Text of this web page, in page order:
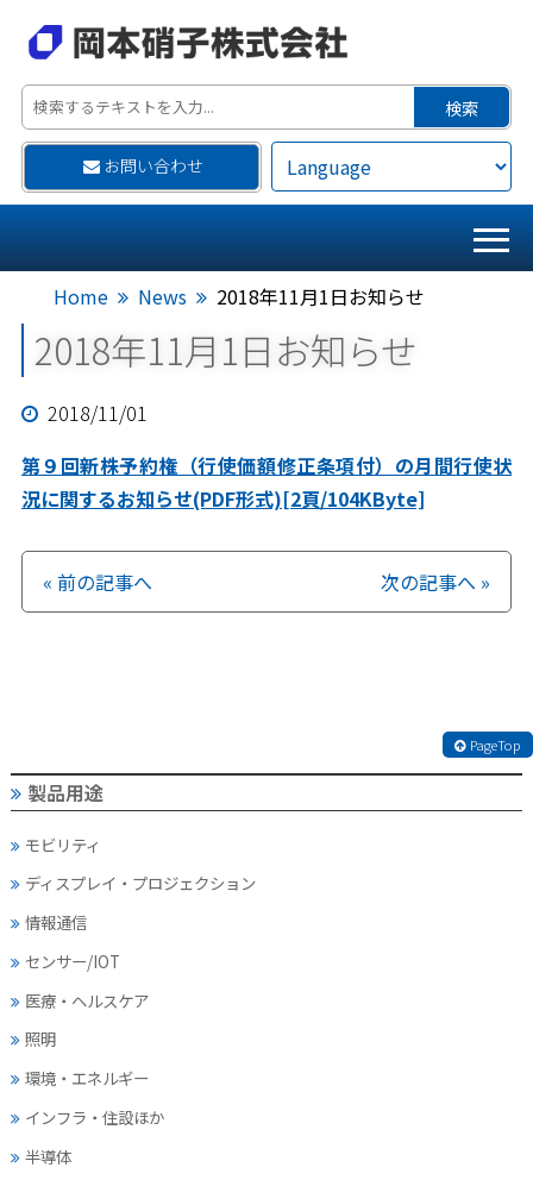
お問い合わせ
Home News 2018年11月1日お知らせ
2018年11月1日お知らせ
2018/11/01
第９回新株予約権（行使価額修正条項付）の月間行使状
況に関するお知らせ(PDF形式)[2頁/104KByte]
« 前の記事へ 次の記事へ »
PageTop
製品用途
モビリティ
ディスプレイ・ プロジェクション
情報通信
センサー/IOT
医療・ヘルスケア
照明
環境・エネルギー
インフラ・住設ほか
半導体